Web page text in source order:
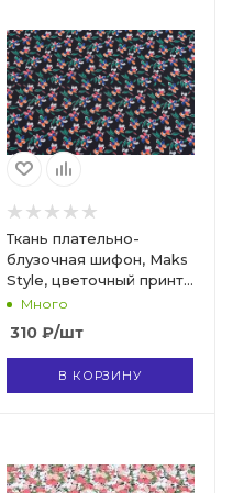
Ткань плательно-
блузочная шифон, Maks
Style, цветочный принт,
арт. SI-3778-18 D-
1013238 C-B
Много
310 ₽/шт
В КОРЗИНУ